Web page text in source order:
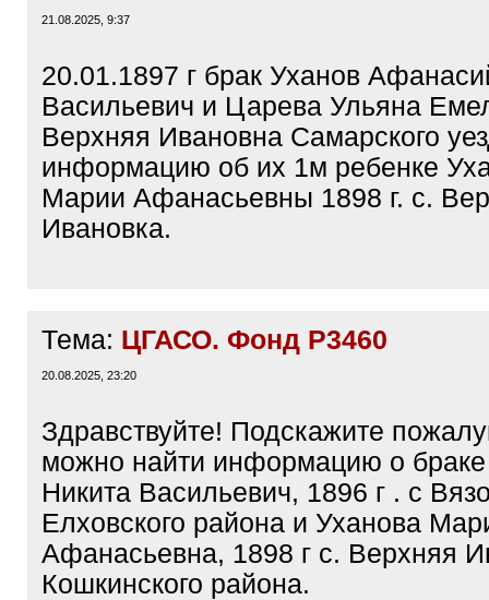
21.08.2025, 9:37
20.01.1897 г брак Уханов
Васильевич и Царева Ульяна
Верхняя Ивановна Самарского
информацию об их 1м ребенке
Марии Афанасьевны 1898 г. с.
Ивановка.
Тема: ЦГАСО. Фонд Р3460
20.08.2025, 23:20
Здравствуйте! Подскажите
можно найти информацию о браке
Никита Васильевич, 1896 г . с
Елховского района и Уханова
Афанасьевна, 1898 г с. Верхняя
Кошкинского района.